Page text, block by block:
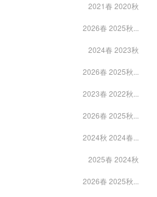
2021春 2020秋
2026春 2025秋...
2024春 2023秋
2026春 2025秋...
2023春 2022秋...
2026春 2025秋...
2024秋 2024春...
2025春 2024秋
2026春 2025秋...